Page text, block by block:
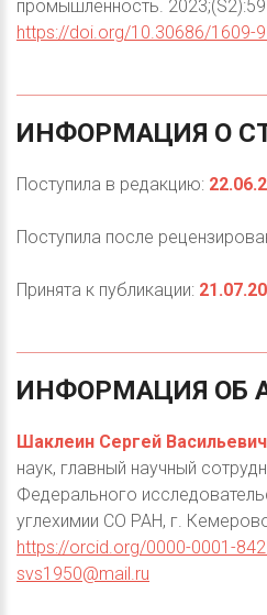
промышленность.
https://doi.org/10.30686/1609-
ИНФОРМАЦИЯ О
Поступила в редакцию:
Поступила после
Принята к публикации:
ИНФОРМАЦИЯ ОБ
Шаклеин Сергей Васильевич
наук, главный научный
Федерального
углехимии СО РАН, г.
https://orcid.org/0000-0001-
svs1950@mail.ru